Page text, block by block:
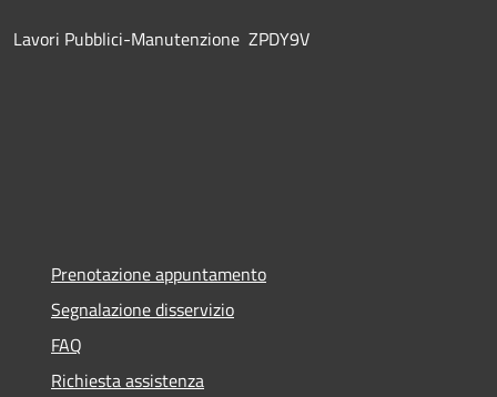
Lavori Pubblici-Manutenzione ZPDY9V
Prenotazione appuntamento
Segnalazione disservizio
FAQ
Richiesta assistenza